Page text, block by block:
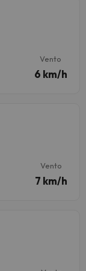
Vento
6 km/h
Vento
7 km/h